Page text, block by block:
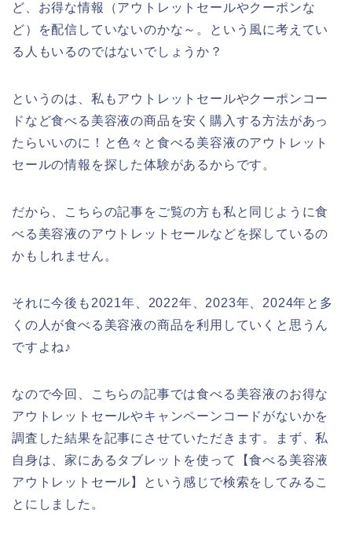
ど、お得な情報（アウトレットセールやクーポンな
ど）を配信していないのかな～。という風に考えてい
る人もいるのではないでしょうか？
というのは、私もアウトレットセールやクーポンコー
ドなど食べる美容液の商品を安く購入する方法があっ
たらいいのに！と色々と食べる美容液のアウトレット
セールの情報を探した体験があるからです。
だから、こちらの記事をご覧の方も私と同じように食
べる美容液のアウトレットセールなどを探しているの
かもしれません。
それに今後も2021年、2022年、2023年、2024年と多
くの人が食べる美容液の商品を利用していくと思うん
ですよね♪
なので今回、こちらの記事では食べる美容液のお得な
アウトレットセールやキャンペーンコードがないかを
調査した結果を記事にさせていただきます。まず、私
自身は、家にあるタブレットを使って【食べる美容液
アウトレットセール】という感じで検索をしてみるこ
とにしました。